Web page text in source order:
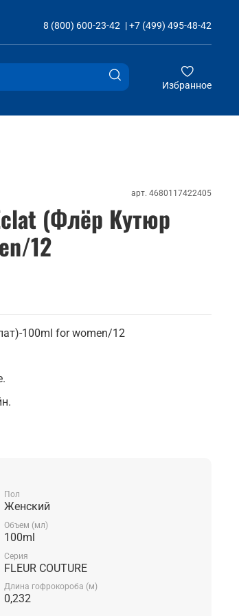
8 (800) 600-23-42 |+7 (499) 495-48-42
Избранное
арт. 4680117422405
(Флёр Кутюр
12
100ml for women/12
пион, зелёный чай и китайский
Пол
Женский
Объем (мл)
100ml
Серия
FLEUR COUTURE
Длина гофрокороба (м)
0,232